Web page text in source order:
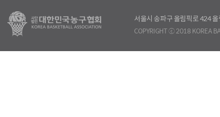
서울시 송파구 올림픽로 424
COPYRIGHT ⓒ 2018 KOREA